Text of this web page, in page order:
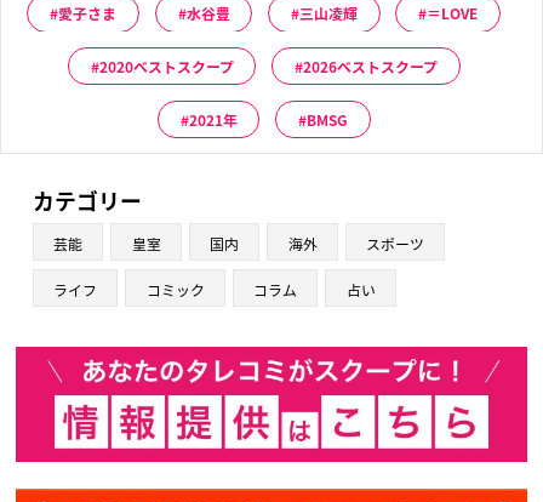
愛子さま 水谷豊 三山凌輝 ＝LOVE
2020ベストスクープ 2026ベストスクープ
2021年 BMSG
カテゴリー
芸能 皇室 国内 海外 スポーツ
ライフ コミック コラム 占い